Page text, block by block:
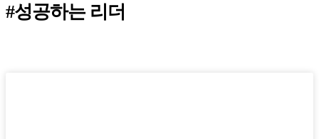
#성공하는 리더